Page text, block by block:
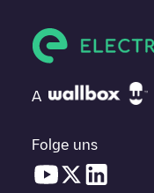
A
Folge uns